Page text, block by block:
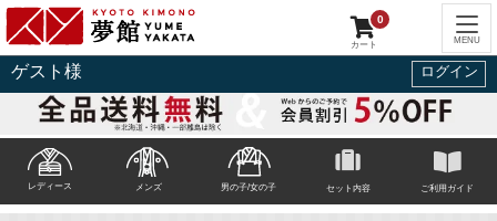
ゲスト 様 ログイン
0
レディース メンズ 男の子/女の子 セット内容 ご利用ガイド